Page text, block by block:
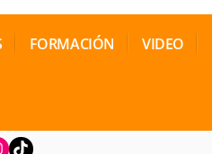
FORMACIÓN VIDEO
TikTok